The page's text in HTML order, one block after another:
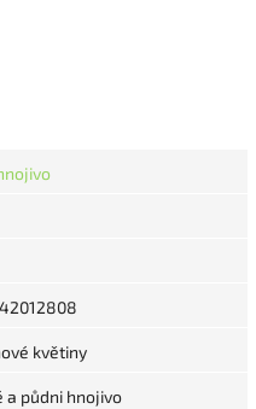
květiny
a půdni hnojivo